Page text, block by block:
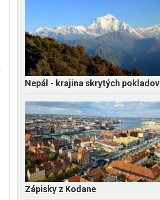
Nepál - krajina skrytých pokladov
Zápisky z Kodane